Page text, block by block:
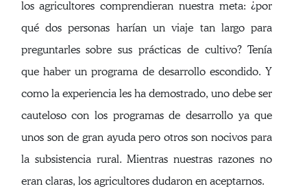
los agricultores comprendieran nuestra meta: ¿por
qué dos personas harían un viaje tan largo para
preguntarles sobre sus prácticas de cultivo? Tenía
que haber un programa de desarrollo escondido. Y
como la experiencia les ha demostrado, uno debe ser
cauteloso con los programas de desarrollo ya que
unos son de gran ayuda pero otros son nocivos para
la subsistencia rural. Mientras nuestras razones no
eran claras, los agricultores dudaron en aceptarnos.